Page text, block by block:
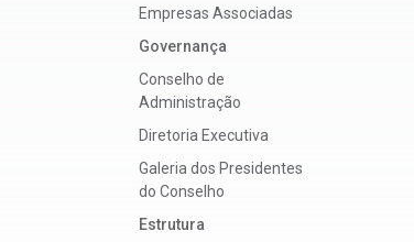
Empresas Associadas
Governança
Conselho de
Administração
Diretoria Executiva
Galeria dos Presidentes
do Conselho
Estrutura